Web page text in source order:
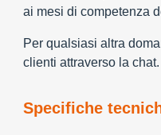
ai mesi di competenza
Per qualsiasi altra
clienti attraverso la chat.
Specifiche